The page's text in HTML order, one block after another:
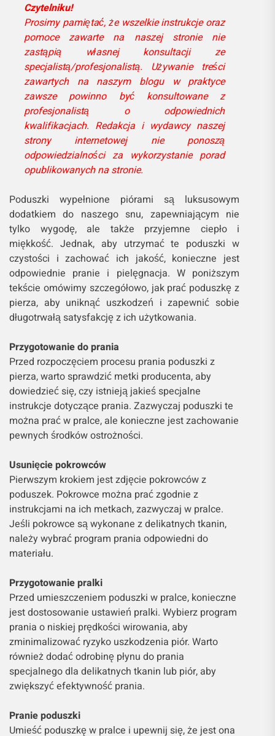
Czytelniku!
Prosimy pamiętać, że wszelkie instrukcje oraz
pomoce zawarte na naszej stronie nie
zastąpią własnej konsultacji ze
specjalistą/profesjonalistą. Używanie treści
zawartych na naszym blogu w praktyce
zawsze powinno być konsultowane z
profesjonalistą o odpowiednich
kwalifikacjach. Redakcja i wydawcy naszej
strony internetowej nie ponoszą
odpowiedzialności za wykorzystanie porad
opublikowanych na stronie.
Poduszki wypełnione piórami są luksusowym
dodatkiem do naszego snu, zapewniającym nie
tylko wygodę, ale także przyjemne ciepło i
miękkość. Jednak, aby utrzymać te poduszki w
czystości i zachować ich jakość, konieczne jest
odpowiednie pranie i pielęgnacja. W poniższym
tekście omówimy szczegółowo, jak prać poduszkę z
pierza, aby uniknąć uszkodzeń i zapewnić sobie
długotrwałą satysfakcję z ich użytkowania.
Przygotowanie do prania
Przed rozpoczęciem procesu prania poduszki z
pierza, warto sprawdzić metki producenta, aby
dowiedzieć się, czy istnieją jakieś specjalne
instrukcje dotyczące prania. Zazwyczaj poduszki te
można prać w pralce, ale konieczne jest zachowanie
pewnych środków ostrożności.
Usunięcie pokrowców
Pierwszym krokiem jest zdjęcie pokrowców z
poduszek. Pokrowce można prać zgodnie z
instrukcjami na ich metkach, zazwyczaj w pralce.
Jeśli pokrowce są wykonane z delikatnych tkanin,
należy wybrać program prania odpowiedni do
materiału.
Przygotowanie pralki
Przed umieszczeniem poduszki w pralce, konieczne
jest dostosowanie ustawień pralki. Wybierz program
prania o niskiej prędkości wirowania, aby
zminimalizować ryzyko uszkodzenia piór. Warto
również dodać odrobinę płynu do prania
specjalnego dla delikatnych tkanin lub piór, aby
zwiększyć efektywność prania.
Pranie poduszki
Umieść poduszkę w pralce i upewnij się, że jest ona